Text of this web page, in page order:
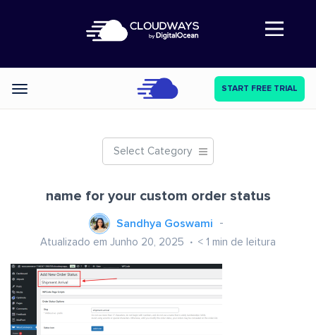
Abre a navegação
Categories START FREE TRIAL
Select Category
name for your custom order status
Sandhya Goswami
Atualizado em Junho 20, 2025 < 1 min de leitura